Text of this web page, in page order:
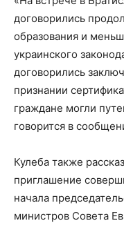
договорились
образования и
украинского
договорились
признании
граждане могли
говорится в
Кулеба также
приглашение
начала
министров Совета